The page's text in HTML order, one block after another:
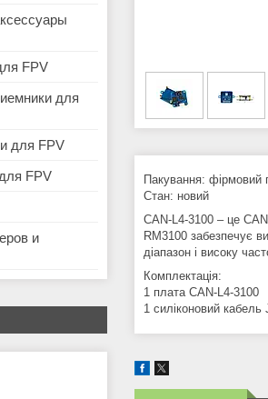
Пакування: фірмовий
Стан: новий
CAN-L4-3100 – це
RM3100 забезпечує
діапазон і високу
Комплектація:
1 плата CAN-L4-3100
1 силіконовий
FPV
для
для FPV
FPV
и